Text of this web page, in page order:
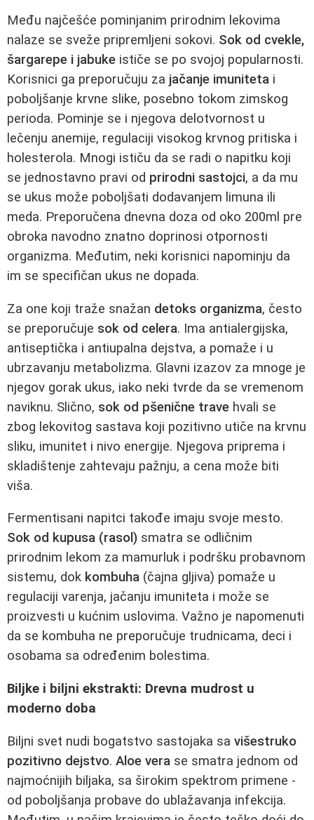
Među najčešće pominjanim prirodnim lekovima
nalaze se sveže pripremljeni sokovi. Sok od cvekle,
šargarepe i jabuke ističe se po svojoj popularnosti.
Korisnici ga preporučuju za jačanje imuniteta i
poboljšanje krvne slike, posebno tokom zimskog
perioda. Pominje se i njegova delotvornost u
lečenju anemije, regulaciji visokog krvnog pritiska i
holesterola. Mnogi ističu da se radi o napitku koji
se jednostavno pravi od prirodni sastojci, a da mu
se ukus može poboljšati dodavanjem limuna ili
meda. Preporučena dnevna doza od oko 200ml pre
obroka navodno znatno doprinosi otpornosti
organizma. Međutim, neki korisnici napominju da
im se specifičan ukus ne dopada.
Za one koji traže snažan detoks organizma, često
se preporučuje sok od celera. Ima antialergijska,
antiseptička i antiupalna dejstva, a pomaže i u
ubrzavanju metabolizma. Glavni izazov za mnoge je
njegov gorak ukus, iako neki tvrde da se vremenom
naviknu. Slično, sok od pšenične trave hvali se
zbog lekovitog sastava koji pozitivno utiče na krvnu
sliku, imunitet i nivo energije. Njegova priprema i
skladištenje zahtevaju pažnju, a cena može biti
viša.
Fermentisani napitci takođe imaju svoje mesto.
Sok od kupusa (rasol) smatra se odličnim
prirodnim lekom za mamurluk i podršku probavnom
sistemu, dok kombuha (čajna gljiva) pomaže u
regulaciji varenja, jačanju imuniteta i može se
proizvesti u kućnim uslovima. Važno je napomenuti
da se kombuha ne preporučuje trudnicama, deci i
osobama sa određenim bolestima.
Biljke i biljni ekstrakti: Drevna mudrost u
moderno doba
Biljni svet nudi bogatstvo sastojaka sa višestruko
pozitivno dejstvo. Aloe vera se smatra jednom od
najmoćnijih biljaka, sa širokim spektrom primene -
od poboljšanja probave do ublažavanja infekcija.